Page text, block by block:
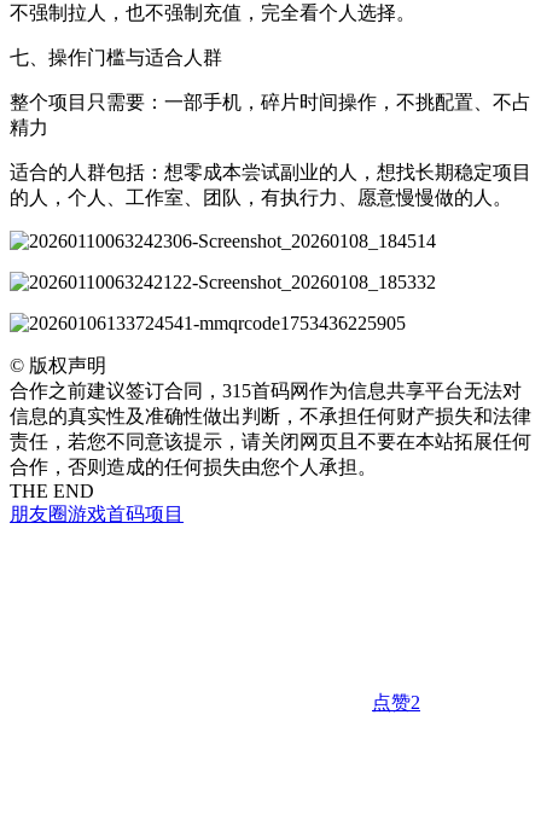
不强制拉人，也不强制充值，完全看个人选择。
七、操作门槛与适合人群
整个项目只需要：一部手机，碎片时间操作，不挑配置、不占
精力
适合的人群包括：想零成本尝试副业的人，想找长期稳定项目
的人，个人、工作室、团队，有执行力、愿意慢慢做的人。
© 版权声明
合作之前建议签订合同，315首码网作为信息共享平台无法对
信息的真实性及准确性做出判断，不承担任何财产损失和法律
责任，若您不同意该提示，请关闭网页且不要在本站拓展任何
合作，否则造成的任何损失由您个人承担。
THE END
朋友圈游戏首码项目
点赞2